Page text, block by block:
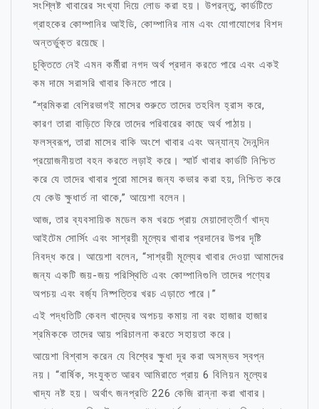
সংশ্লিষ্ট খাবারের সংখ্যা দিয়ে লোড করা হয়। উপরন্তু, কার্ডটিতে
গ্রাহকের কোম্পানির আইডি, কোম্পানির নাম এবং যোগাযোগের বিশদ
অন্তর্ভুক্ত রয়েছে।
চুক্তিতে নেই এমন কর্মীরা নগদ অর্থ প্রদান করতে পারে এবং একই
কম দামে সরাসরি খাবার কিনতে পারে।
“শ্রমিকরা বেশিরভাগই মাসের শুরুতে তাদের তহবিল হ্রাস করে,
কারণ তারা বাড়িতে ফিরে তাদের পরিবারের কাছে অর্থ পাঠায়।
ফলস্বরূপ, তারা মাসের বাকি অংশে খাবার এবং অন্যান্য দৈনন্দিন
প্রয়োজনীয়তা বহন করতে লড়াই করে। স্মার্ট খাবার কার্ডটি নিশ্চিত
করে যে তাদের খাবার পুরো মাসের জন্য কভার করা হয়, নিশ্চিত করে
যে কেউ ক্ষুধার্ত না থাকে,” আয়েশা বলেন।
আজ, তার ব্যবসায়িক মডেল কম খরচে প্রায় মেয়াদোত্তীর্ণ খাদ্য
আইটেম সোর্সিং এবং সাশ্রয়ী মূল্যের খাবার প্রদানের উপর দৃষ্টি
নিবদ্ধ করে। আয়েশা বলেন, “সাশ্রয়ী মূল্যের খাবার দেওয়া আমাদের
জন্য একটি জয়-জয় পরিস্থিতি এবং কোম্পানিগুলি তাদের পণ্যের
অপচয় এবং বর্জ্য নিষ্পত্তির খরচ এড়াতে পারে।”
এই পদ্ধতিটি কেবল খাদ্যের অপচয় কমায় না বরং হাজার হাজার
শ্রমিককে তাদের আয় পরিচালনা করতে সহায়তা করে।
আয়েশা বিশ্বাস করেন যে বিশ্বের ক্ষুধা দূর করা অসম্ভব স্বপ্ন
নয়। “বার্ষিক, সংযুক্ত আরব আমিরাতে প্রায় 6 বিলিয়ন মূল্যের
খাদ্য নষ্ট হয়। অর্থাৎ জনপ্রতি 226 কেজি রান্না করা খাবার।